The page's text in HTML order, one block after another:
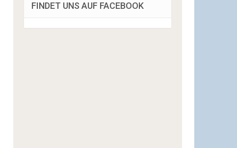
FINDET UNS AUF FACEBOOK